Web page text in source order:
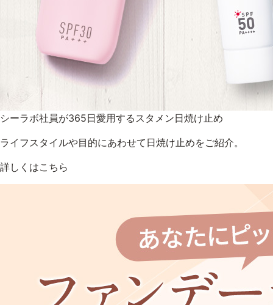
シーラボ社員が365日愛用するスタメン日焼け止め
ライフスタイルや目的にあわせて日焼け止めをご紹介。
詳しくはこちら